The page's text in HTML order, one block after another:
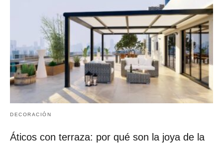
DECORACIÓN
Áticos con terraza: por qué son la joya de la